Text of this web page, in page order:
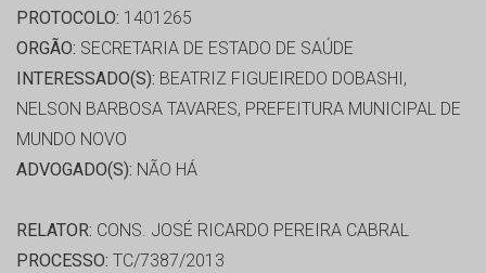
PROTOCOLO: 1401265
ORGÃO: SECRETARIA DE ESTADO DE SAÚDE
INTERESSADO(S): BEATRIZ FIGUEIREDO DOBASHI,
NELSON BARBOSA TAVARES, PREFEITURA MUNICIPAL DE
MUNDO NOVO
ADVOGADO(S): NÃO HÁ
RELATOR: CONS. JOSÉ RICARDO PEREIRA CABRAL
PROCESSO: TC/7387/2013